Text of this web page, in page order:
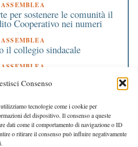
Consenso
tecnologie come i cookie per
del dispositivo. Il consenso a queste
dati come il comportamento di navigazione o ID
o ritirare il consenso può influire negativamente
ASSEMBLEA
per sostenere le comunità il
Cooperativo nei numeri
ASSEMBLEA
il collegio sindacale
ASSEMBLEA
all’unanimità e 2 milioni
al territorio
DIRETTORE
riconoscibili
PRESIDENTE
futuro insieme